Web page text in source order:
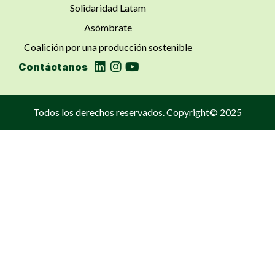
Solidaridad Latam
Asómbrate
Coalición por una producción sostenible
Contáctanos
Todos los derechos reservados. Copyright© 2025